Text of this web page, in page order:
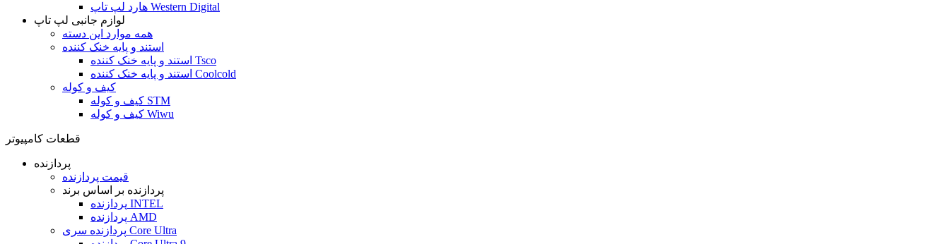
هارد لپ تاپ Western Digital
لوازم جانبی لپ تاپ
همه موارد این دسته
استند و پایه خنک کننده
استند و پایه خنک کننده Tsco
استند و پایه خنک کننده Coolcold
کیف و کوله
کیف و کوله STM
کیف و کوله Wiwu
قطعات کامپیوتر
پردازنده
قیمت پردازنده
پردازنده بر اساس برند
پردازنده INTEL
پردازنده AMD
پردازنده سری Core Ultra